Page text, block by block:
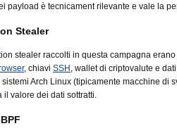
payload è tecnicament rilevante e vale la
Stealer
stealer raccolti in questa campagna
, chiavi SSH , wallet di criptovalute e
Arch Linux (tipicamente macchine di
il valore dei dati sottratti.